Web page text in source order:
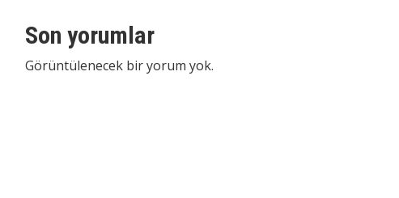
Son yorumlar
Görüntülenecek bir yorum yok.